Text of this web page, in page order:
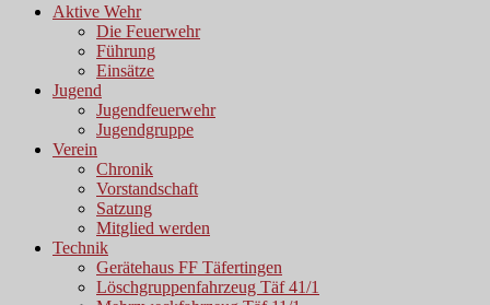
Aktive Wehr
Die Feuerwehr
Führung
Einsätze
Jugend
Jugendfeuerwehr
Jugendgruppe
Verein
Chronik
Vorstandschaft
Satzung
Mitglied werden
Technik
Gerätehaus FF Täfertingen
Löschgruppenfahrzeug Täf 41/1